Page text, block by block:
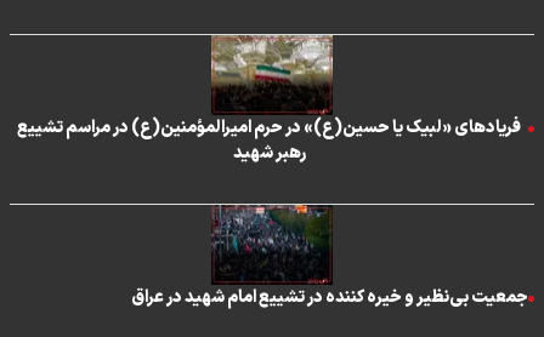
فریادهای «لبیک یا حسین(ع)» در حرم امیرالمؤمنین(ع) در مراسم تشییع
رهبر شهید
جمعیت بی‌نظیر و خیره کننده در تشییع امام شهید در عراق